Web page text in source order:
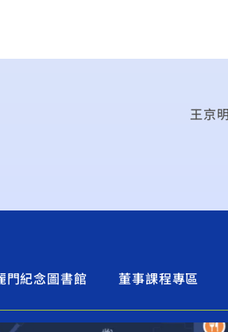
王京
門紀念圖書館 董事課程專區